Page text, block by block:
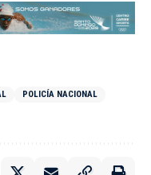
POLICÍA NACIONAL